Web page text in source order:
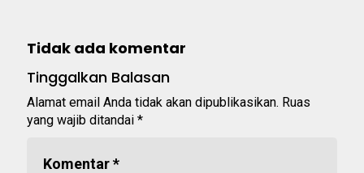
Tidak ada komentar
Tinggalkan Balasan
Alamat email Anda tidak akan dipublikasikan. Ruas
yang wajib ditandai *
Komentar*